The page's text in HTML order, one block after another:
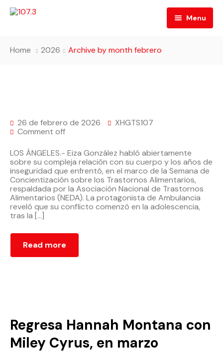
Menu
Código de Ética
Home 2026 Archive by month febrero
26 de febrero de 2026
XHGTS107
Comment off
LOS ÁNGELES.- Eiza González habló abiertamente
sobre su compleja relación con su cuerpo y los años de
inseguridad que enfrentó, en el marco de la Semana de
Concientización sobre los Trastornos Alimentarios,
respaldada por la Asociación Nacional de Trastornos
Alimentarios (NEDA). La protagonista de Ambulancia
reveló que su conflicto comenzó en la adolescencia,
tras la […]
Read more
Regresa Hannah Montana con
Miley Cyrus, en marzo